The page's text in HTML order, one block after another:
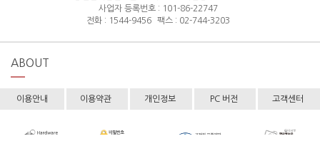
사업자 등록번호 : 101-86-22747
전화 : 1544-9456
팩스 : 02-744-3203
ABOUT
이용안내 이용약관 개인정보 PC 버전 고객센터